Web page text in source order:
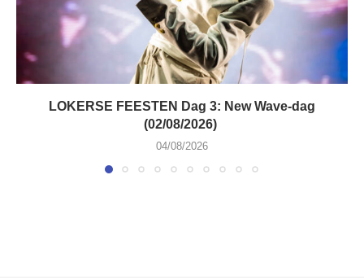
LOKERSE FEESTEN Dag 3: New Wave-dag
(02/08/2026)
04/08/2026